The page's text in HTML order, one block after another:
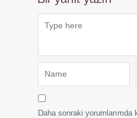
Daha sonraki yorumlarımda